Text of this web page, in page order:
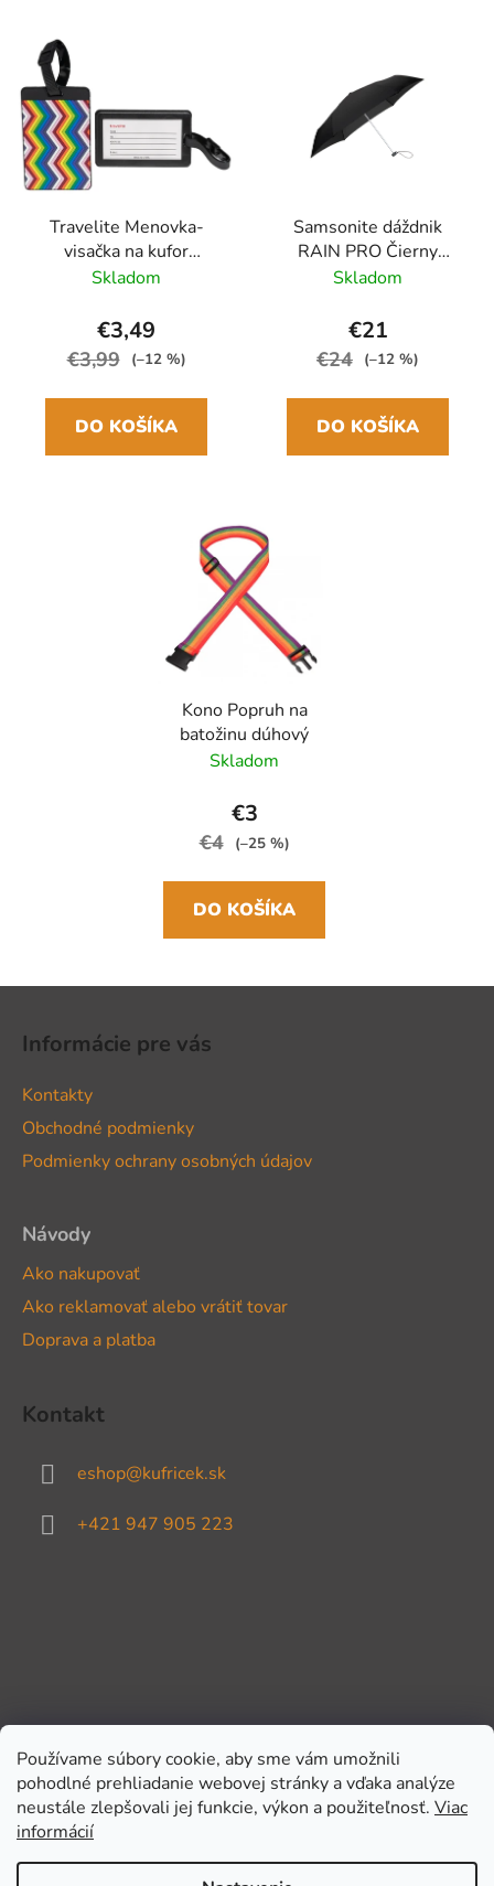
Používame súbory cookie, aby sme vám umožnili
pohodlné prehliadanie webovej stránky a vďaka analýze
neustále zlepšovali jej funkcie, výkon a použiteľnosť. Viac
informácií
Travelite Menovka-
visačka na kufor
Multicolor Waves
Skladom
€3,49
€3,99 (–12 %)
DO KOŠÍKA
Samsonite dáždnik
RAIN PRO Čierny
skladací manuálny
Skladom
€21
€24 (–12 %)
DO KOŠÍKA
Kono Popruh na
batožinu dúhový
Skladom
€3
€4 (–25 %)
DO KOŠÍKA
Informácie pre vás
Kontakty
Obchodné podmienky
Podmienky ochrany osobných údajov
Návody
Ako nakupovať
Ako reklamovať alebo vrátiť tovar
Doprava a platba
Kontakt
eshop@kufricek.sk
+421 947 905 223
Prijímame online platby